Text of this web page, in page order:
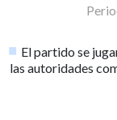
El partido se
las autoridades